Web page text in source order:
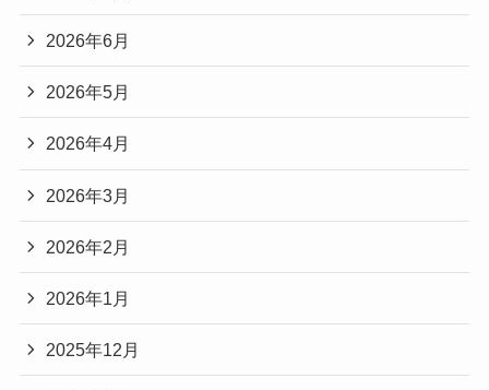
2026年6月
2026年5月
2026年4月
2026年3月
2026年2月
2026年1月
2025年12月